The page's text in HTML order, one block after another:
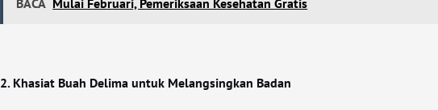
2. Khasiat Buah Delima untuk Melangsingkan Badan